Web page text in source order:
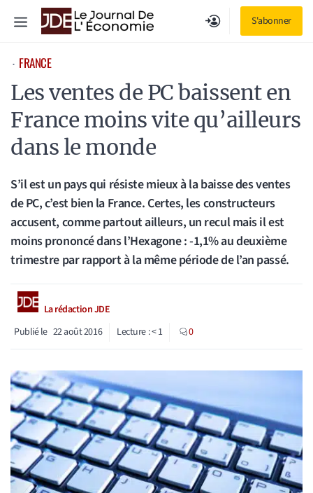
S'abonner
Menu
⋅ FRANCE
Les ventes de PC baissent en
France moins vite qu’ailleurs
dans le monde
S’il est un pays qui résiste mieux à la baisse des ventes
de PC, c’est bien la France. Certes, les constructeurs
accusent, comme partout ailleurs, un recul mais il est
moins prononcé dans l’Hexagone : -1,1% au deuxième
trimestre par rapport à la même période de l’an passé.
La rédaction JDE
Publié le 22 août 2016 Lecture :< 1 0